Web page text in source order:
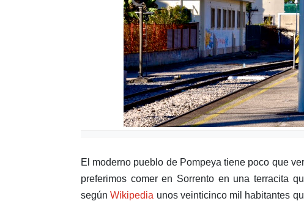
El moderno pueblo de Pompeya tiene poco que
preferimos comer en Sorrento en una terracita
segúnWikipedia unos veinticinco mil habitantes